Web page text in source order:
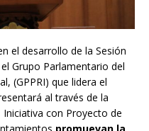
el desarrollo de la Sesión
Grupo Parlamentario del
(GPPRI) que lidera el
al través de la
con Proyecto de